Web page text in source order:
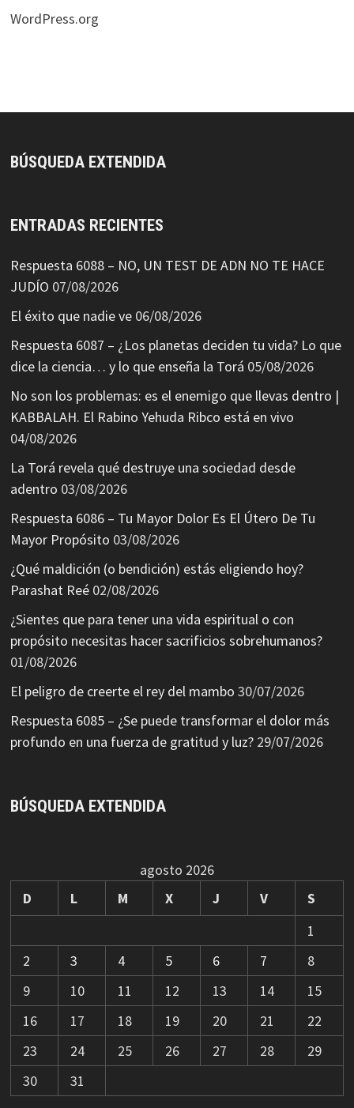
WordPress.org
BÚSQUEDA EXTENDIDA
ENTRADAS RECIENTES
Respuesta 6088 – NO, UN TEST DE ADN NO TE HACE
JUDÍO 07/08/2026
El éxito que nadie ve 06/08/2026
Respuesta 6087 – ¿Los planetas deciden tu vida? Lo que
dice la ciencia… y lo que enseña la Torá 05/08/2026
No son los problemas: es el enemigo que llevas dentro |
KABBALAH. El Rabino Yehuda Ribco está en vivo
04/08/2026
La Torá revela qué destruye una sociedad desde
adentro 03/08/2026
Respuesta 6086 – Tu Mayor Dolor Es El Útero De Tu
Mayor Propósito 03/08/2026
¿Qué maldición (o bendición) estás eligiendo hoy?
Parashat Reé 02/08/2026
¿Sientes que para tener una vida espiritual o con
propósito necesitas hacer sacrificios sobrehumanos?
01/08/2026
El peligro de creerte el rey del mambo 30/07/2026
Respuesta 6085 – ¿Se puede transformar el dolor más
profundo en una fuerza de gratitud y luz? 29/07/2026
BÚSQUEDA EXTENDIDA
agosto 2026
D
L M X J V
S
1
2
3 4 5 6 7
8
9
10 11 12 13 14
15
16
17 18 19 20 21
22
23
24 25 26 27 28
29
30
31